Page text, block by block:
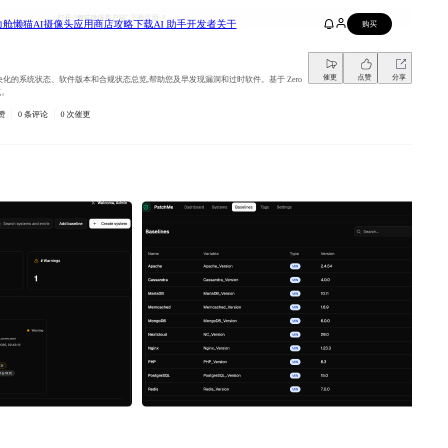
舱懒猫AI摄像头应用商店攻略下载AI 助手开发者关于 购买
打开 “懒猫微服客户端”下载应用
的系统状态、软件版本和合规状态总览,帮助您及早发现漏洞和过时软件。基于 Zero
催更 点赞 分享
0 条评论 0 次催更